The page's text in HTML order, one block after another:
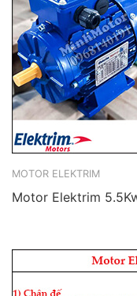
MOTOR ELEKTRIM
Motor Elektrim